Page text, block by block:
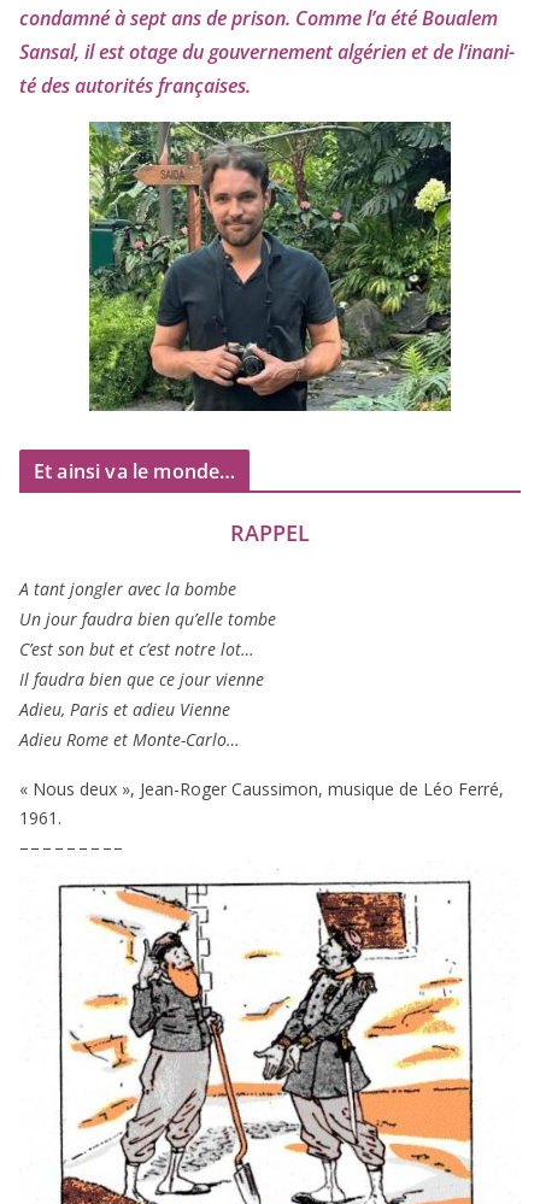
condam­né à sept ans de pri­son. Comme l’a été Boualem
Sansal, il est otage du gou­ver­ne­ment algé­rien et de l’i­na­ni­
té des auto­ri­tés françaises.
Et ainsi va le monde…
RAPPEL
A tant jon­gler avec la bombe
Un jour fau­dra bien qu’elle tombe
C’est son but et c’est notre lot…
Il fau­dra bien que ce jour vienne
Adieu, Paris et adieu Vienne
Adieu Rome et Monte-Carlo…
« Nous deux », Jean-Roger Caussimon, musique de Léo Ferré,
1961 .
– – – – – – – – –